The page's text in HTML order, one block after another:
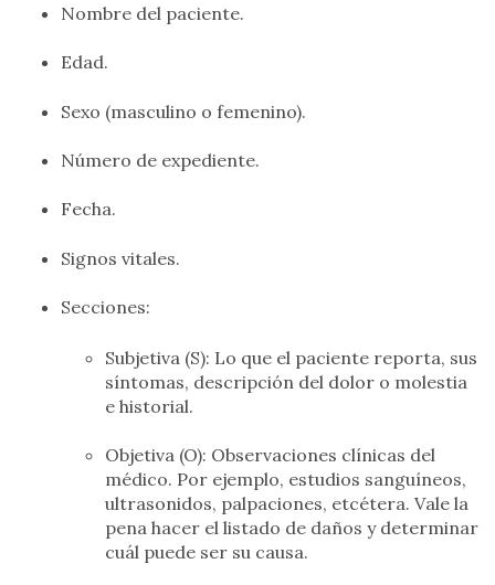
Nombre del paciente.
Edad.
Sexo (masculino o femenino).
Número de expediente.
Fecha.
Signos vitales.
Secciones:
Subjetiva (S): Lo que el paciente reporta, sus
síntomas, descripción del dolor o molestia
e historial.
Objetiva (O): Observaciones clínicas del
médico. Por ejemplo, estudios sanguíneos,
ultrasonidos, palpaciones, etcétera. Vale la
pena hacer el listado de daños y determinar
cuál puede ser su causa.